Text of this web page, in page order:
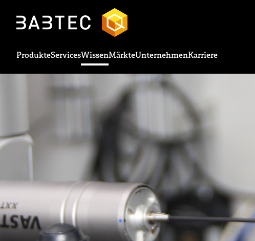
ProdukteServicesWissenMärkteUnternehmenKarriere